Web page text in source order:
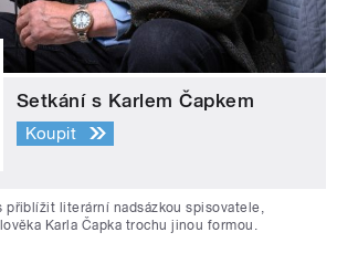
Setkání s Karlem Čapkem
Koupit
přiblížit literární nadsázkou spisovatele,
Karla Čapka trochu jinou formou.